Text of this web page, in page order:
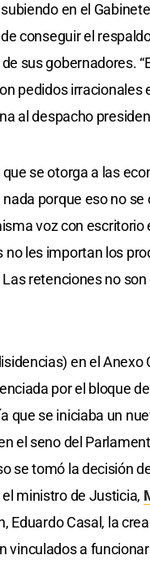
en el
conseguir el
sus gobernadores.
pedidos irracionales
al despacho
se otorga a las
porque eso no
voz con escritorio
les importan los
retenciones no
en el Anexo
por el bloque
que se iniciaba un
el seno del
se tomó la decisión
ministro de Justicia,
Eduardo Casal, la
vinculados a